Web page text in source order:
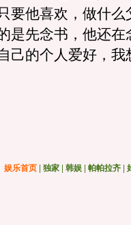
要他喜欢，做什么
是先念书，他还在
己的个人爱好，我
娱乐首页 独家 韩娱 帕帕拉齐